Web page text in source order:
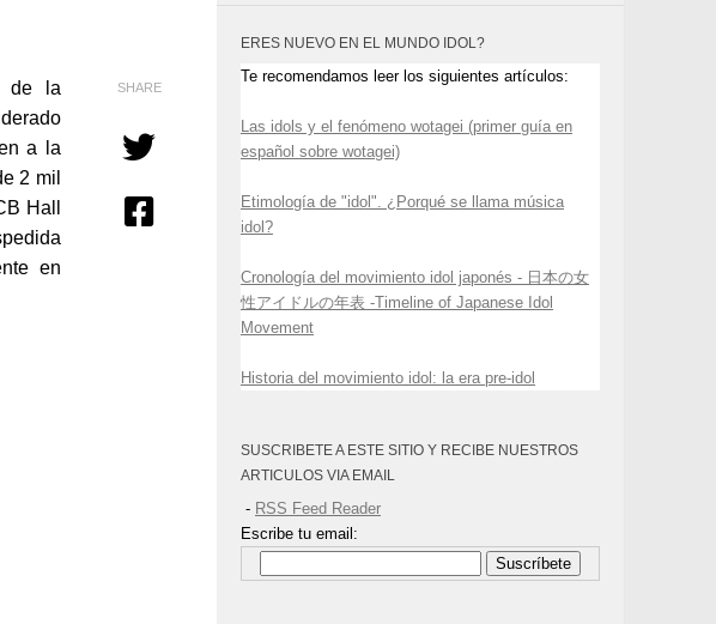
de la
a la
2 mil
Hall
en
SHARE
ERES NUEVO EN EL MUNDO IDOL?
Te recomendamos leer los siguientes artículos:
Las idols y el fenómeno wotagei (primer guía en
español sobre wotagei)
Etimología de "idol". ¿Porqué se llama música
idol?
Cronología del movimiento idol japonés - 日本の女
性アイドルの年表 -Timeline of Japanese Idol
Movement
Historia del movimiento idol: la era pre-idol
SUSCRIBETE A ESTE SITIO Y RECIBE NUESTROS
ARTICULOS VIA EMAIL
- RSS Feed Reader
Escribe tu email:
Suscríbete